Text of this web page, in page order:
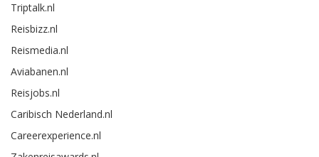
Triptalk.nl
Reisbizz.nl
Reismedia.nl
Aviabanen.nl
Reisjobs.nl
Caribisch Nederland.nl
Careerexperience.nl